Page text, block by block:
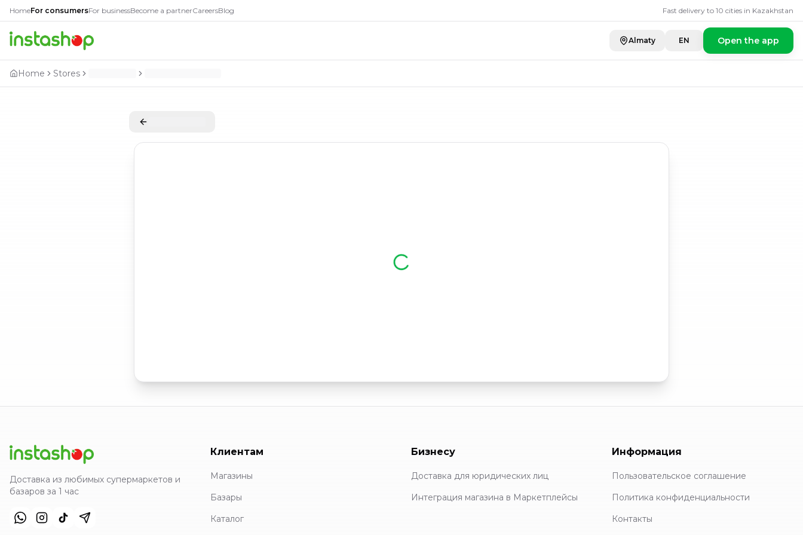
HomeFor consumersFor businessBecome a partnerCareersBlog Fast delivery to 10 cities in Kazakhstan
Almaty EN Open the app
Home Stores
Доставка из любимых супермаркетов и
базаров за 1 час
Клиентам
Магазины
Базары
Каталог
Бизнесу
Доставка для юридических лиц
Интеграция магазина в Маркетплейсы
Информация
Пользовательское соглашение
Политика конфиденциальности
Контакты